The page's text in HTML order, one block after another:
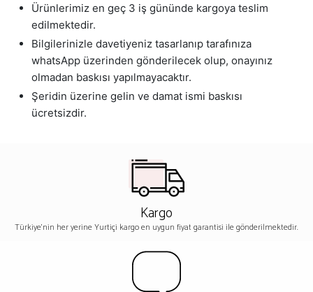
Ürünlerimiz en geç 3 iş gününde kargoya teslim
edilmektedir.
Bilgilerinizle davetiyeniz tasarlanıp tarafınıza
whatsApp üzerinden gönderilecek olup, onayınız
olmadan baskısı yapılmayacaktır.
Şeridin üzerine gelin ve damat ismi baskısı
ücretsizdir.
Kargo
Türkiye'nin her yerine Yurtiçi kargo en uygun fiyat garantisi ile gönderilmektedir.